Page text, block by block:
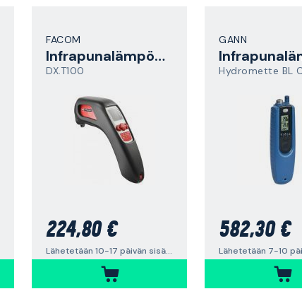
FACOM
Infrapunalämpömittari
DX.T100
224,80 €
Lähetetään 10-17 päivän sisällä
GANN
582,30 €
Lähetetään 7-10